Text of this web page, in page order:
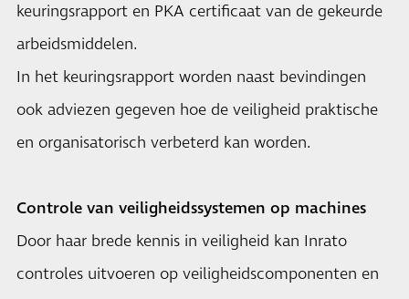
keuringsrapport en PKA certificaat van de gekeurde
arbeidsmiddelen.
In het keuringsrapport worden naast bevindingen
ook adviezen gegeven hoe de veiligheid praktische
en organisatorisch verbeterd kan worden.
Controle van veiligheidssystemen op machines
Door haar brede kennis in veiligheid kan Inrato
controles uitvoeren op veiligheidscomponenten en